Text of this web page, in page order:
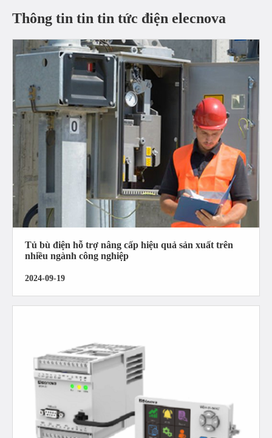
Thông tin tin tin tức điện elecnova
Tủ bù điện hỗ trợ nâng cấp hiệu quả sản xuất trên
nhiều ngành công nghiệp
2024-09-19